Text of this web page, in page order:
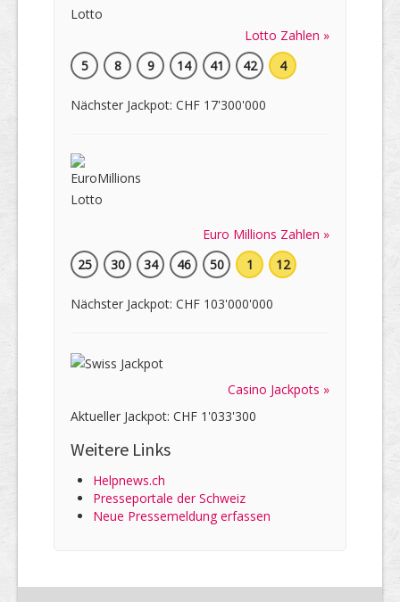
Lotto Zahlen »
5
8 9 14 41 42 4
Nächster Jackpot: CHF 17'300'000
Euro Millions Zahlen »
25
30 34 46 50 1 12
Nächster Jackpot: CHF 103'000'000
Casino Jackpots »
Aktueller Jackpot: CHF 1'033'300
Weitere Links
Helpnews.ch
Presseportale der Schweiz
Neue Pressemeldung erfassen